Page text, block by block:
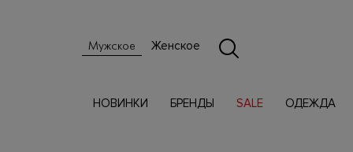
Мужское Женское
НОВИНКИ БРЕНДЫ SALE ОДЕЖДА